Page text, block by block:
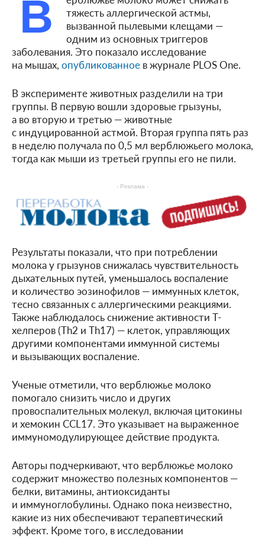
В
тяжесть аллергической астмы,
вызванной пылевыми клещами —
одним из основных триггеров
заболевания. Это показало исследование
на мышах, опубликованное в журнале PLOS One.
В эксперименте животных разделили на три
группы. В первую вошли здоровые грызуны,
а во вторую и третью — животные
с индуцированной астмой. Вторая группа пять раз
в неделю получала по 0,5 мл верблюжьего молока,
тогда как мыши из третьей группы его не пили.
- Реклама -
Результаты показали, что при потреблении
молока у грызунов снижалась чувствительность
дыхательных путей, уменьшалось воспаление
и количество эозинофилов — иммунных клеток,
тесно связанных с аллергическими реакциями.
Также наблюдалось снижение активности Т-
хелперов (Th2 и Th17) — клеток, управляющих
другими компонентами иммунной системы
и вызывающих воспаление.
Ученые отметили, что верблюжье молоко
помогало снизить число и других
провоспалительных молекул, включая цитокины
и хемокин CCL17. Это указывает на выраженное
иммуномодулирующее действие продукта.
Авторы подчеркивают, что верблюжье молоко
содержит множество полезных компонентов —
белки, витамины, антиоксиданты
и иммуноглобулины. Однако пока неизвестно,
какие из них обеспечивают терапевтический
эффект. Кроме того, в исследовании